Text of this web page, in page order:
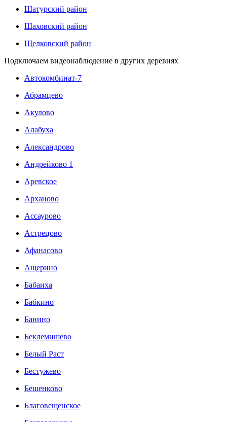
Шатурский район
Шаховский район
Щелковский район
Подключаем видеонаблюдение в других деревнях
Автокомбинат-7
Абрамцево
Акулово
Алабуха
Александрово
Андрейково 1
Аревское
Арханово
Ассаурово
Астрецово
Афанасово
Ащерино
Бабаиха
Бабкино
Банино
Беклемишево
Белый Раст
Бестужево
Бешенково
Благовещенское